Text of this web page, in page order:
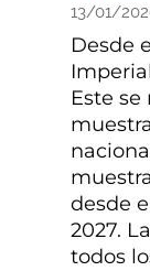
13/01/
Desde
Este
desde
2027.
todos